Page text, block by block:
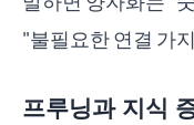
"불필요한 연결 가
프루닝과 지식